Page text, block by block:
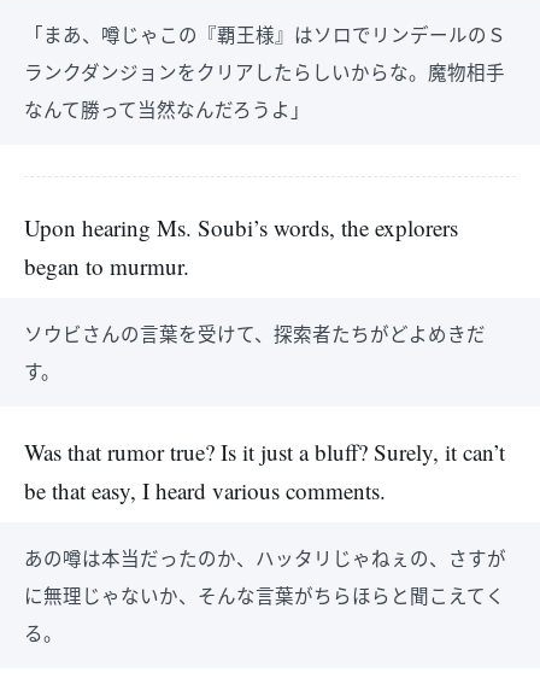
「まあ、噂じゃこの『覇王様』はソロでリンデールのＳ
ランクダンジョンをクリアしたらしいからな。魔物相手
なんて勝って当然なんだろうよ」
Upon hearing Ms. Soubi’s words, the explorers
began to murmur.
ソウビさんの言葉を受けて、探索者たちがどよめきだ
す。
Was that rumor true? Is it just a bluff? Surely, it can’t
be that easy, I heard various comments.
あの噂は本当だったのか、ハッタリじゃねぇの、さすが
に無理じゃないか、そんな言葉がちらほらと聞こえてく
る。